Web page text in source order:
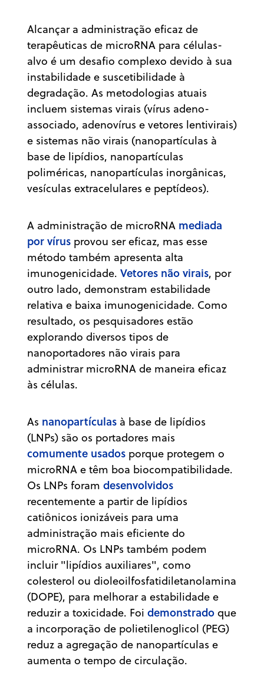
Alcançar a administração eficaz de
terapêuticas de microRNA para células-
alvo é um desafio complexo devido à sua
instabilidade e suscetibilidade à
degradação. As metodologias atuais
incluem sistemas virais (vírus adeno-
associado, adenovírus e vetores lentivirais)
e sistemas não virais (nanopartículas à
base de lipídios, nanopartículas
poliméricas, nanopartículas inorgânicas,
vesículas extracelulares e peptídeos).
A administração de microRNA mediada
por vírus provou ser eficaz, mas esse
método também apresenta alta
imunogenicidade. Vetores não virais, por
outro lado, demonstram estabilidade
relativa e baixa imunogenicidade. Como
resultado, os pesquisadores estão
explorando diversos tipos de
nanoportadores não virais para
administrar microRNA de maneira eficaz
às células.
As nanopartículas à base de lipídios
(LNPs) são os portadores mais
comumente usados porque protegem o
microRNA e têm boa biocompatibilidade.
Os LNPs foram desenvolvidos
recentemente a partir de lipídios
catiônicos ionizáveis para uma
administração mais eficiente do
microRNA. Os LNPs também podem
incluir "lipídios auxiliares", como
colesterol ou dioleoilfosfatidiletanolamina
(DOPE), para melhorar a estabilidade e
reduzir a toxicidade. Foi demonstrado que
a incorporação de polietilenoglicol (PEG)
reduz a agregação de nanopartículas e
aumenta o tempo de circulação.